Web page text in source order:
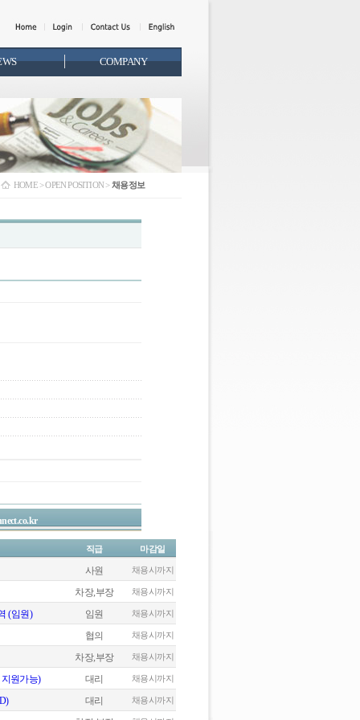
COMPANY
HOME > OPEN POSITION > 채용정보
직급 마감일
사원 채용시까지
차장,부장 채용시까지
(임원) 임원 채용시까지
협의 채용시까지
차장,부장 채용시까지
원가능) 대리 채용시까지
대리 채용시까지